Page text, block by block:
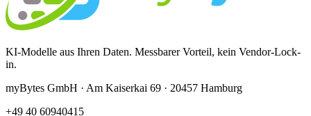
KI-Modelle aus Ihren Daten. Messbarer Vorteil, kein Vendor-Lock-
in.
myBytes GmbH · Am Kaiserkai 69 · 20457 Hamburg
+49 40 60940415